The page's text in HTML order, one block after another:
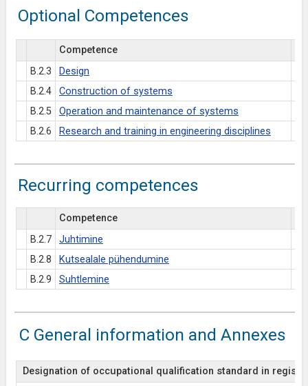
Optional Competences
Competence
B.2.3
Design
B.2.4
Construction of systems
B.2.5
Operation and maintenance of systems
B.2.6
Research and training in engineering disciplines
Recurring competences
Competence
B.2.7
Juhtimine
B.2.8
Kutsealale pühendumine
B.2.9
Suhtlemine
C General information and Annexes
Designation of occupational qualification standard in